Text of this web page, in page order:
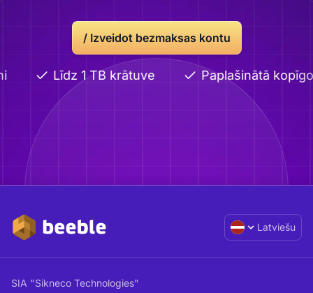
/ Izveidot bezmaksas kontu
Līdz 1 TB krātuve Paplašinātā
Latviešu
SIA "Sikneco Technologies"